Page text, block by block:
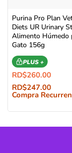
Purina Pro Plan
Diets UR Urinary
Alimento Húmedo
Gato 156g
PLUS +
RD$260.00
RD$247.00
Compra